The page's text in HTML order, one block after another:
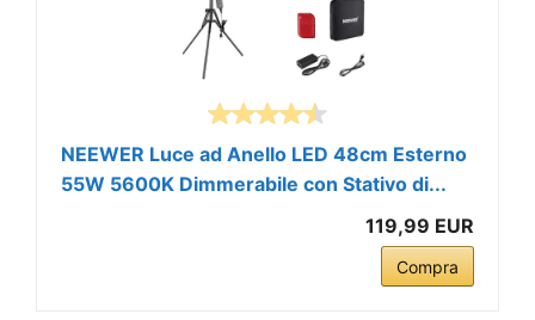
NEEWER Luce ad Anello LED 48cm Esterno
55W 5600K Dimmerabile con Stativo di...
119,99 EUR
Compra